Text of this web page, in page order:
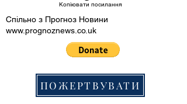
Копіювати посилання
Спільно з Прогноз Новини
www.prognoznews.co.uk
ПОЖЕРТВУВАТИ